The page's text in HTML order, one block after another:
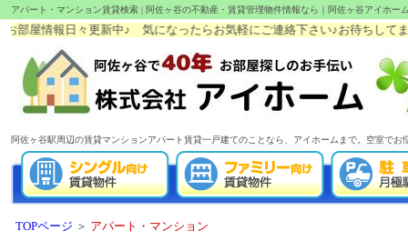
アパート・マンション賃貸検索 | 阿佐ヶ谷の不動産・賃貸管理物件情報なら｜阿佐ヶ谷アイホー
屋情報日々更新中♪ 気になったらお気軽にご連絡下さい♪お待ちしてます
阿佐ヶ谷駅周辺の賃貸マンションアパート賃貸一戸建てのことなら、アイホームまで。空室で
TOPページ ＞ アパート・マンション